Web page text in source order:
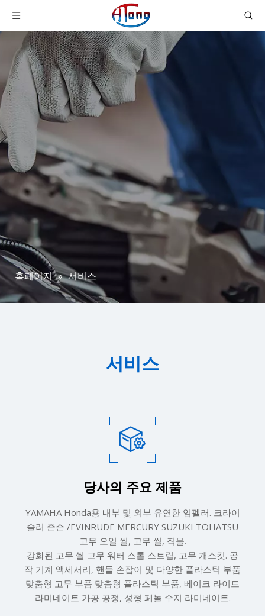
홈페이지 » 서비스
서비스
당사의 주요 제품​​​​​​​
YAMAHA Honda용 내부 및 외부 유연한 임펠러. 크라이
슬러 존슨 /EVINRUDE MERCURY SUZUKI TOHATSU
고무 오일 씰, 고무 씰, 직물.
강화된 고무 씰 고무 워터 스톱 스트립, 고무 개스킷. 공
작 기계 액세서리, 핸들 손잡이 및 다양한 플라스틱 부품
맞춤형 고무 부품 맞춤형 플라스틱 부품, 베이크 라이트
라미네이트 가공 공정, 성형 페놀 수지 라미네이트.​​​​​​​